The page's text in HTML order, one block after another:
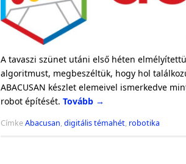
A tavaszi szünet utáni első héten
algoritmust, megbeszéltük, hogy hol
ABACUSAN készlet elemeivel ismerkedve
robot építését. Tovább →
CímkeAbacusan,digitális témahét, robotika